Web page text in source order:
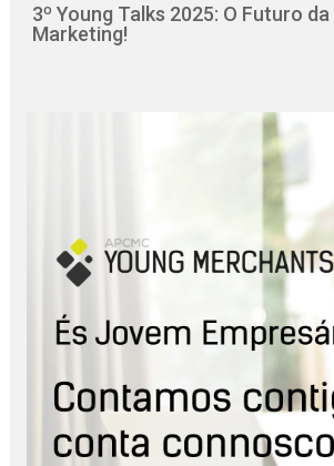
3º Young Talks 2025: O Futuro
Marketing!